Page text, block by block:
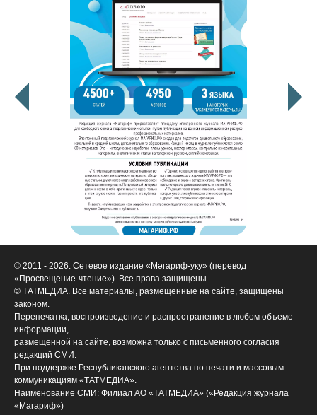
© 2011 - 2026. Сетевое издание «Мәгариф-уку» (перевод
«Просвещение-чтение»). Все права защищены.
© ТАТМЕДИА. Все материалы, размещенные на сайте, защищены
законом.
Перепечатка, воспроизведение и распространение в любом объеме
информации,
размещенной на сайте, возможна только с письменного согласия
редакций СМИ.
При поддержке Республиканского агентства по печати и массовым
коммуникациям «ТАТМЕДИА».
Наименование СМИ: Филиал АО «ТАТМЕДИА» («Редакция журнала
«Магариф»)